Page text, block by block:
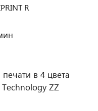
R
в 4 цвета
Technology ZZ